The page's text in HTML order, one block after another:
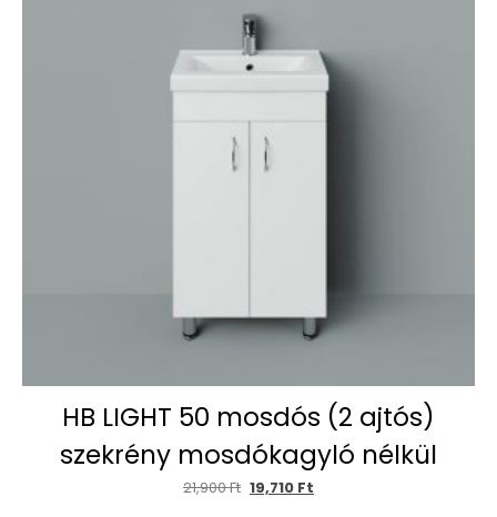
HB LIGHT 50 mosdós (2 ajtós)
szekrény mosdókagyló nélkül
21,900Ft 19,710 Ft